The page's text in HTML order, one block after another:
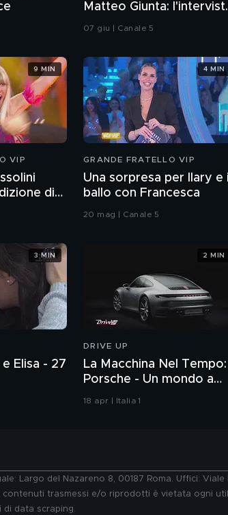
Matteo Giunta:
integrale
07 giu | Canale 5
VIP
di
VIP
9 MIN
GRANDE FRATELLO VIP
Una sorpresa per Ilary e il
ballo con Francesca
20 mag | Canale 5
4 MIN
Elisa - 27
3 MIN
DRIVE UP
La Macchina Nel Tempo:
Porsche - Un mondo a
parte
18 apr | Italia 1
2 MIN
Largo del Nazareno 8, 00187 Roma. Uffici:
trasmessi e/o riprodotti è vietata ogni
data scraping.